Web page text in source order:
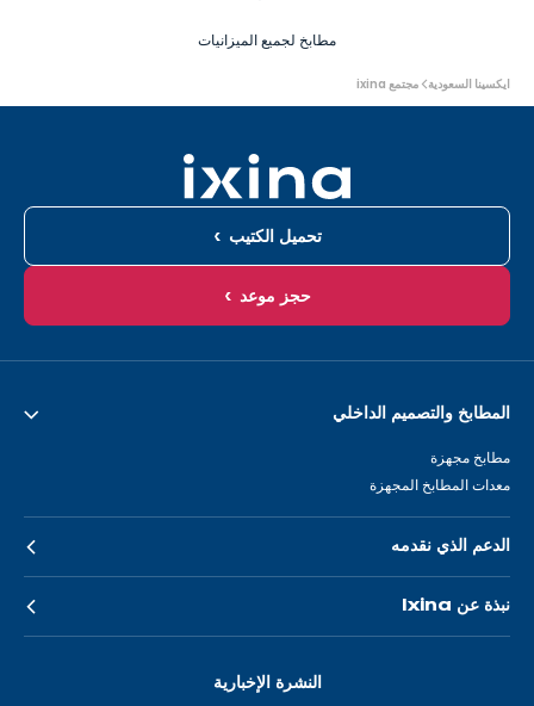
مطابخ لجميع الميزانيات
أنت
هنا:
ايكسينا السعودية مجتمع ixina
تحميل الكتيب
حجز موعد
المطابخ والتصميم الداخلي
مطابخ مجهزة
معدات المطابخ المجهزة
الدعم الذي نقدمه
نبذة عن Ixina
النشرة الإخبارية